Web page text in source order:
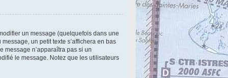
un message (quelquefois dans une
un petit texte s’affichera en bas
message n’apparaîtra pas si un
le message. Notez que les utilisateurs